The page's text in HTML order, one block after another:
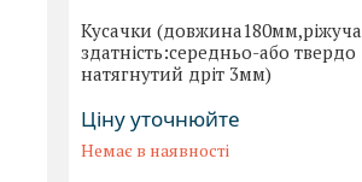
Кусачки (довжина180мм,ріжуча
здатність:середньо-або твердо
натягнутий дріт 3мм)
Ціну уточнюйте
Немає в наявності